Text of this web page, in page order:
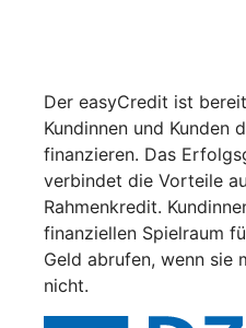
Der easyCredit ist
Kundinnen und Kunden
finanzieren. Das
verbindet die Vorteile
Rahmenkredit.
finanziellen Spielraum
Geld abrufen, wenn sie
nicht.